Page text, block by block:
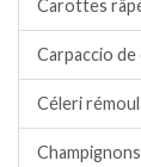
Carottes
Carpaccio
Céleri